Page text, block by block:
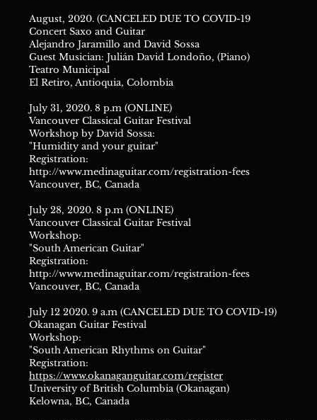
August, 2020. (CANCELED DUE TO COVID-19
Concert Saxo and Guitar
Alejandro Jaramillo and David Sossa
Guest Musician: Julián David Londoño, (Piano)
Teatro Municipal
El Retiro, Antioquia, Colombia
July 31, 2020. 8 p.m (ONLINE)
Vancouver Classical Guitar Festival
Workshop by David Sossa:
"Humidity and your guitar"
Registration:
http://www.medinaguitar.com/registration-fees
Vancouver, BC, Canada
July 28, 2020. 8 p.m (ONLINE)
Vancouver Classical Guitar Festival
Workshop:
"South American Guitar"
Registration:
http://www.medinaguitar.com/registration-fees
Vancouver, BC, Canada
July 12 2020. 9 a.m (CANCELED DUE TO COVID-19)
Okanagan Guitar Festival
Workshop:
"South American Rhythms on Guitar"
Registration:
https://www.okanaganguitar.com/register
University of British Columbia (Okanagan)
Kelowna, BC, Canada